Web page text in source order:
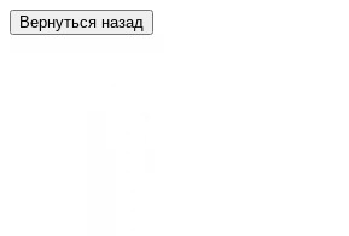
Вернуться назад